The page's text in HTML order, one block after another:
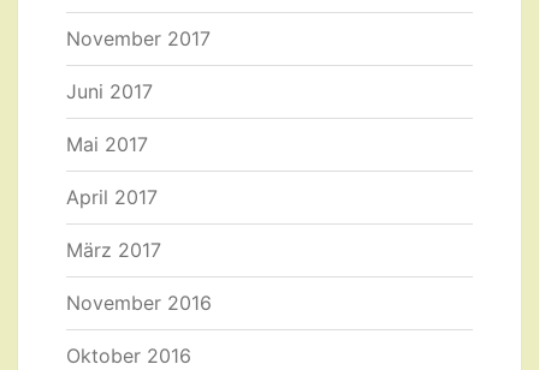
November 2017
Juni 2017
Mai 2017
April 2017
März 2017
November 2016
Oktober 2016